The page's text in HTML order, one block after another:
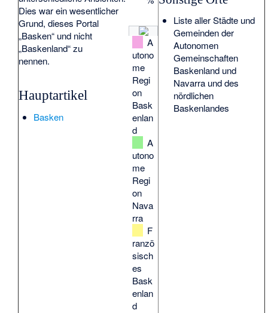
A
utono
me
Regi
on
Bask
enlan
d
A
utono
me
Regi
on
Nava
rra
F
ranzö
sisch
es
Bask
enlan
d
Dies war ein wesentlicher
Grund, dieses Portal
„Basken“ und nicht
„Baskenland“ zu
nennen.
Hauptartikel
Basken
Liste aller Städte und
Gemeinden der
Autonomen
Gemeinschaften
Baskenland und
Navarra und des
nördlichen
Baskenlandes